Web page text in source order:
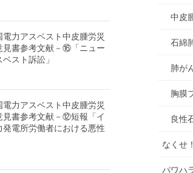
力アスベスト中皮腫労災
見書参考文献－⑯「ニュー
スト訴訟」
力アスベスト中皮腫労災
見書参考文献－⑫短報「イ
発電所労働者における悪性
中皮
石綿
肺が
胸膜
良性
なくせ
パワハ